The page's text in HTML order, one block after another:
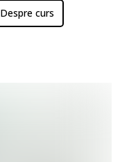
Despre curs